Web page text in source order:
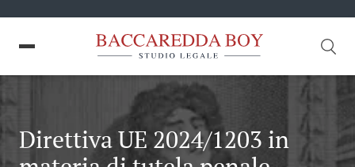
Direttiva UE 2024/1203 in